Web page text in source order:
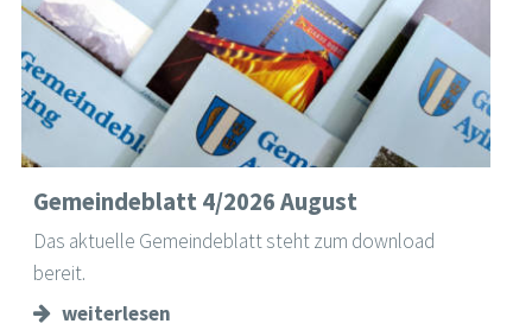
Gemeindeblatt 4/2026 August
Das aktuelle Gemeindeblatt steht zum download
bereit.
weiterlesen